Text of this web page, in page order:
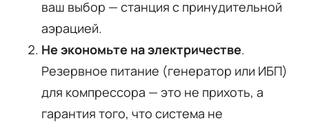
ваш выбор — станция с принудительной
аэрацией.
Не экономьте на электричестве.
Резервное питание (генератор или ИБП)
для компрессора — это не прихоть, а
гарантия того, что система не